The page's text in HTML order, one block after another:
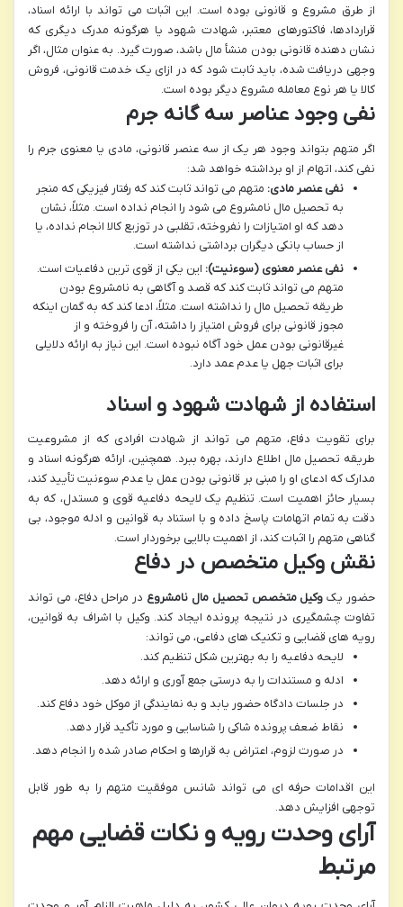
از طرق مشروع و قانونی بوده است. این اثبات می تواند با ارائه اسناد،
قراردادها، فاکتورهای معتبر، شهادت شهود یا هرگونه مدرک دیگری که
نشان دهنده قانونی بودن منشأ مال باشد، صورت گیرد. به عنوان مثال، اگر
وجهی دریافت شده، باید ثابت شود که در ازای یک خدمت قانونی، فروش
کالا یا هر نوع معامله مشروع دیگر بوده است.
نفی وجود عناصر سه گانه جرم
اگر متهم بتواند وجود هر یک از سه عنصر قانونی، مادی یا معنوی جرم را
نفی کند، اتهام از او برداشته خواهد شد:
نفی عنصر مادی: متهم می تواند ثابت کند که رفتار فیزیکی که منجر
به تحصیل مال نامشروع می شود را انجام نداده است. مثلاً، نشان
دهد که او امتیازات را نفروخته، تقلبی در توزیع کالا انجام نداده، یا
از حساب بانکی دیگران برداشتی نداشته است.
نفی عنصر معنوی (سوءنیت): این یکی از قوی ترین دفاعیات است.
متهم می تواند ثابت کند که قصد و آگاهی به نامشروع بودن
طریقه تحصیل مال را نداشته است. مثلاً، ادعا کند که به گمان اینکه
مجوز قانونی برای فروش امتیاز را داشته، آن را فروخته و از
غیرقانونی بودن عمل خود آگاه نبوده است. این نیاز به ارائه دلایلی
برای اثبات جهل یا عدم عمد دارد.
استفاده از شهادت شهود و اسناد
برای تقویت دفاع، متهم می تواند از شهادت افرادی که از مشروعیت
طریقه تحصیل مال اطلاع دارند، بهره ببرد. همچنین، ارائه هرگونه اسناد و
مدارک که ادعای او را مبنی بر قانونی بودن عمل یا عدم سوءنیت تأیید کند،
بسیار حائز اهمیت است. تنظیم یک لایحه دفاعیه قوی و مستدل، که به
دقت به تمام اتهامات پاسخ داده و با استناد به قوانین و ادله موجود، بی
گناهی متهم را اثبات کند، از اهمیت بالایی برخوردار است.
نقش وکیل متخصص در دفاع
حضور یک وکیل متخصص تحصیل مال نامشروع در مراحل دفاع، می تواند
تفاوت چشمگیری در نتیجه پرونده ایجاد کند. وکیل با اشراف به قوانین،
رویه های قضایی و تکنیک های دفاعی، می تواند:
لایحه دفاعیه را به بهترین شکل تنظیم کند.
ادله و مستندات را به درستی جمع آوری و ارائه دهد.
در جلسات دادگاه حضور یابد و به نمایندگی از موکل خود دفاع کند.
نقاط ضعف پرونده شاکی را شناسایی و مورد تأکید قرار دهد.
در صورت لزوم، اعتراض به قرارها و احکام صادر شده را انجام دهد.
این اقدامات حرفه ای می تواند شانس موفقیت متهم را به طور قابل
توجهی افزایش دهد.
آرای وحدت رویه و نکات قضایی مهم
مرتبط